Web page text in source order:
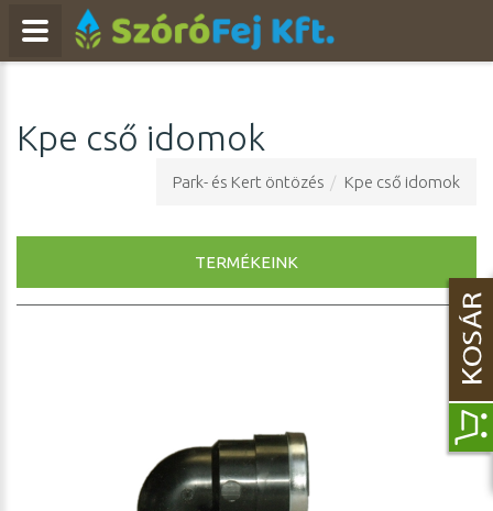
Kpe cső idomok
Park- és Kert öntözés Kpe cső idomok
TERMÉKEINK